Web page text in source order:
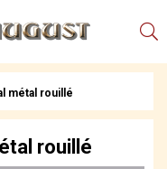
métal rouillé
rouillé